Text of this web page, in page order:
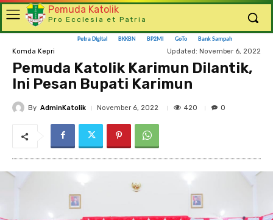
Pemuda Katolik
Pro Ecclesia et Patria
Petra Digital BKKBN BP2MI GoTo Bank Sampah
Komda Kepri Updated: November 6, 2022
Pemuda Katolik Karimun Dilantik,
Ini Pesan Bupati Karimun
By AdminKatolik November 6, 2022 420 0